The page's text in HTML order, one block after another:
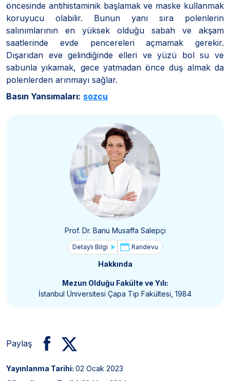
öncesinde antihistaminik başlamak ve maske kullanmak
koruyucu olabilir. Bunun yanı sıra polenlerin
salınımlarının en yüksek olduğu sabah ve akşam
saatlerinde evde pencereleri açmamak gerekir.
Dışarıdan eve gelindiğinde elleri ve yüzü bol su ve
sabunla yıkamak, gece yatmadan önce duş almak da
polenlerden arınmayı sağlar.
Basın Yansımaları: sozcu
Prof. Dr. Banu Musaffa Salepçi
Detaylı Bilgi Randevu
Hakkında
Mezun Olduğu Fakülte ve Yılı:
İstanbul Üniversitesi Çapa Tıp Fakültesi, 1984
Paylaş
Yayınlanma Tarihi: 02 Ocak 2023